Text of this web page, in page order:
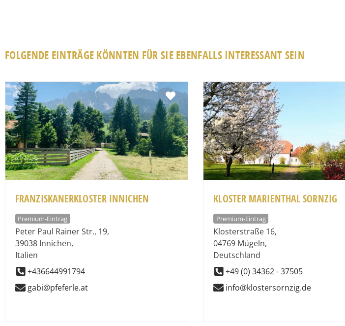
FOLGENDE EINTRÄGE KÖNNTEN FÜR SIE EBENFALLS INTERESSANT SEIN
Favorit
FRANZISKANERKLOSTER INNICHEN
Premium-Eintrag
Peter Paul Rainer Str., 19,
39038 Innichen,
Italien
+436644991794
gabi@pfeferle.at
KLOSTER MARIENTHAL SORNZIG
Premium-Eintrag
Klosterstraße 16,
04769 Mügeln,
Deutschland
+49 (0) 34362 - 37505
info@klostersornzig.de